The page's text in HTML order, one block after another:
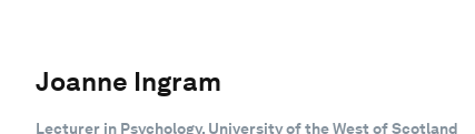
Joanne Ingram
Lecturer in Psychology, University of the West of Scotland